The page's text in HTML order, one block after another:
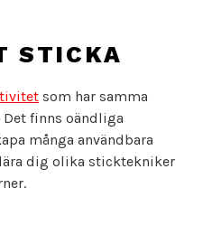
STICKA
som har samma
finns oändliga
många användbara
dig olika sticktekniker